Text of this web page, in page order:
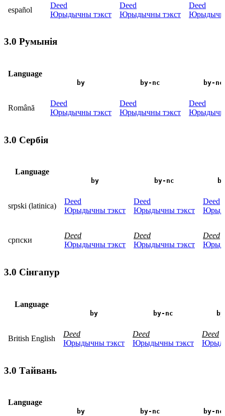
español
Deed
Юрыдычны тэкст
Deed
Юрыдычны тэкст
Deed
3.0 Румынія
Language
by by-nc by-
Română
Deed
Юрыдычны тэкст
Deed
Юрыдычны тэкст
Deed
3.0 Сербія
Language
by by-nc
srpski (latinica)
Deed
Юрыдычны тэкст
Deed
Юрыдычны тэкст
Deed
српски
Deed
Юрыдычны тэкст
Deed
Юрыдычны тэкст
Deed
3.0 Сінгапур
Language
by by-nc
British English
Deed
Юрыдычны тэкст
Deed
Юрыдычны тэкст
Deed
3.0 Тайвань
Language
by by-nc by-